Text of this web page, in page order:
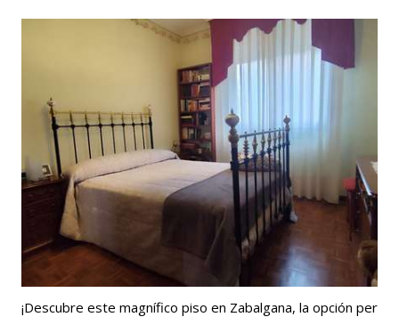
¡Descubre este magnífico piso en Zabalgana, la opción per